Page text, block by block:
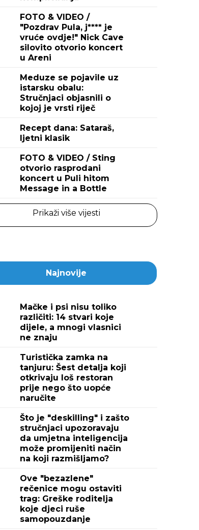
FOTO & VIDEO /
"Pozdrav Pula, j**** je
vruće ovdje!" Nick Cave
silovito otvorio koncert
u Areni
Meduze se pojavile uz
istarsku obalu:
Stručnjaci objasnili o
kojoj je vrsti riječ
Recept dana: Sataraš,
ljetni klasik
FOTO & VIDEO / Sting
otvorio rasprodani
koncert u Puli hitom
Message in a Bottle
Prikaži više vijesti
Najnovije
Mačke i psi nisu toliko
različiti: 14 stvari koje
dijele, a mnogi vlasnici
ne znaju
Turistička zamka na
tanjuru: Šest detalja koji
otkrivaju loš restoran
prije nego što uopće
naručite
Što je "deskilling" i zašto
stručnjaci upozoravaju
da umjetna inteligencija
može promijeniti način
na koji razmišljamo?
Ove "bezazlene"
rečenice mogu ostaviti
trag: Greške roditelja
koje djeci ruše
samopouzdanje